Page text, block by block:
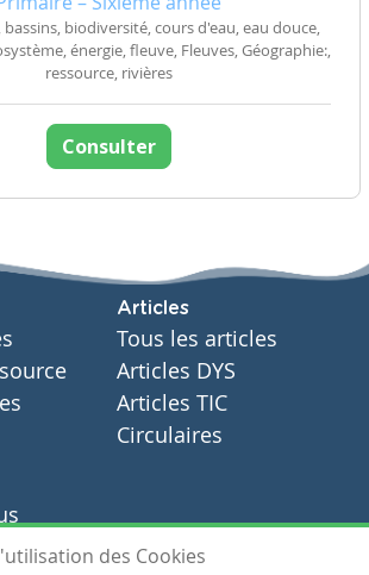
bassins, biodiversité, cours d'eau, eau douce,
énergie, fleuve, Fleuves, Géographie:,
ressource, rivières
Consulter
Articles
Tous les articles
Articles DYS
Articles TIC
Circulaires
des Cookies